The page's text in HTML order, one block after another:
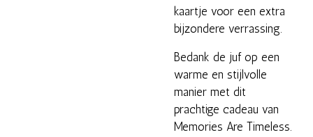
kaartje voor een extra
bijzondere verrassing.
Bedank de juf op een
warme en stijlvolle
manier met dit
prachtige cadeau van
Memories Are Timeless.